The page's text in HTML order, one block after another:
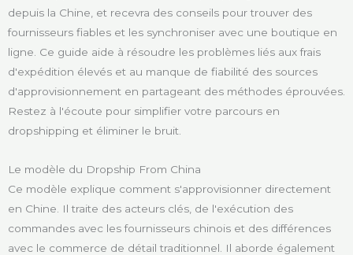
depuis la Chine, et recevra des conseils pour trouver des
fournisseurs fiables et les synchroniser avec une boutique en
ligne. Ce guide aide à résoudre les problèmes liés aux frais
d'expédition élevés et au manque de fiabilité des sources
d'approvisionnement en partageant des méthodes éprouvées.
Restez à l'écoute pour simplifier votre parcours en
dropshipping et éliminer le bruit.
Le modèle du Dropship From China
Ce modèle explique comment s'approvisionner directement
en Chine. Il traite des acteurs clés, de l'exécution des
commandes avec les fournisseurs chinois et des différences
avec le commerce de détail traditionnel. Il aborde également